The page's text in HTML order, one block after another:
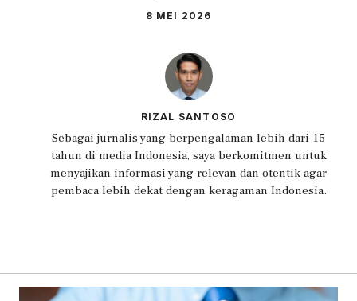
8 MEI 2026
RIZAL SANTOSO
Sebagai jurnalis yang berpengalaman lebih dari 15
tahun di media Indonesia, saya berkomitmen untuk
menyajikan informasi yang relevan dan otentik agar
pembaca lebih dekat dengan keragaman Indonesia.